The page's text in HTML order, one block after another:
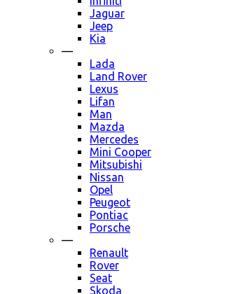
Jaguar
Jeep
Kia
—
Lada
Land Rover
Lexus
Lifan
Man
Mazda
Mercedes
Mini Cooper
Mitsubishi
Nissan
Opel
Peugeot
Pontiac
Porsche
—
Renault
Rover
Seat
Skoda